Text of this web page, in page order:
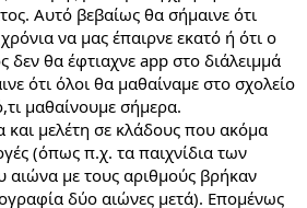
Αυτό βεβαίως θα σήμαινε ότι
να μας έπαιρνε εκατό ή ότι ο
θα έφτιαχνε app στο διάλειμμά
ότι όλοι θα μαθαίναμε στο σχολείο
μαθαίνουμε σήμερα.
και μελέτη σε κλάδους που ακόμα
(όπως π.χ. τα παιχνίδια των
αιώνα με τους αριθμούς βρήκαν
δύο αιώνες μετά). Επομένως